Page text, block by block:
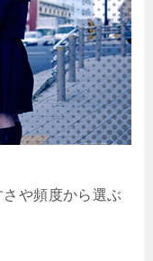
や頻度から選ぶ